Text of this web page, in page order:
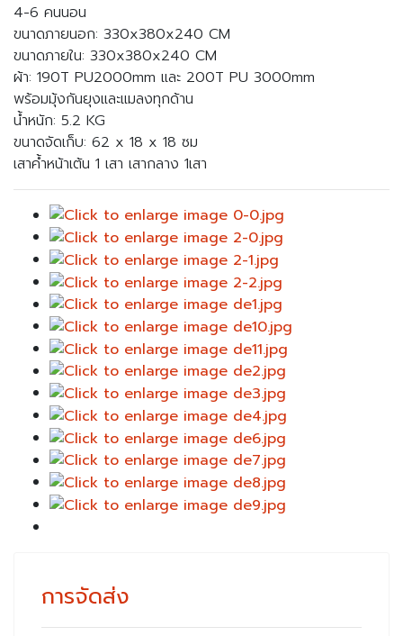
4-6 คนนอน
ขนาดภายนอก: 330x380x240 CM
ขนาดภายใน: 330x380x240 CM
ผ้า: 190T PU2000mm และ 200T PU 3000mm
พร้อมมุ้งกันยุงและแมลงทุกด้าน
น้ำหนัก: 5.2 KG
ขนาดจัดเก็บ: 62 x 18 x 18 ซม
เสาค้ำหน้าเต้น 1 เสา เสากลาง 1เสา
การจัดส่ง